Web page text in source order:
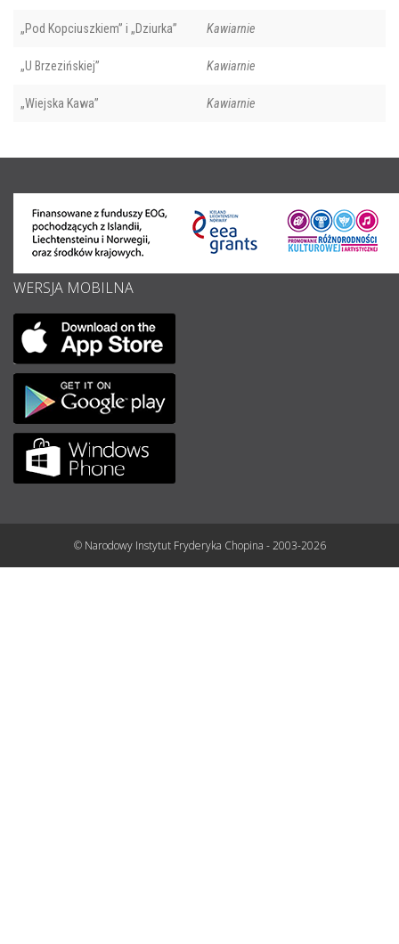
„Pod Kopciuszkiem” i „Dziurka” Kawiarnie
„U Brzezińskiej” Kawiarnie
„Wiejska Kawa” Kawiarnie
WERSJA MOBILNA
© Narodowy Instytut Fryderyka Chopina - 2003-2026